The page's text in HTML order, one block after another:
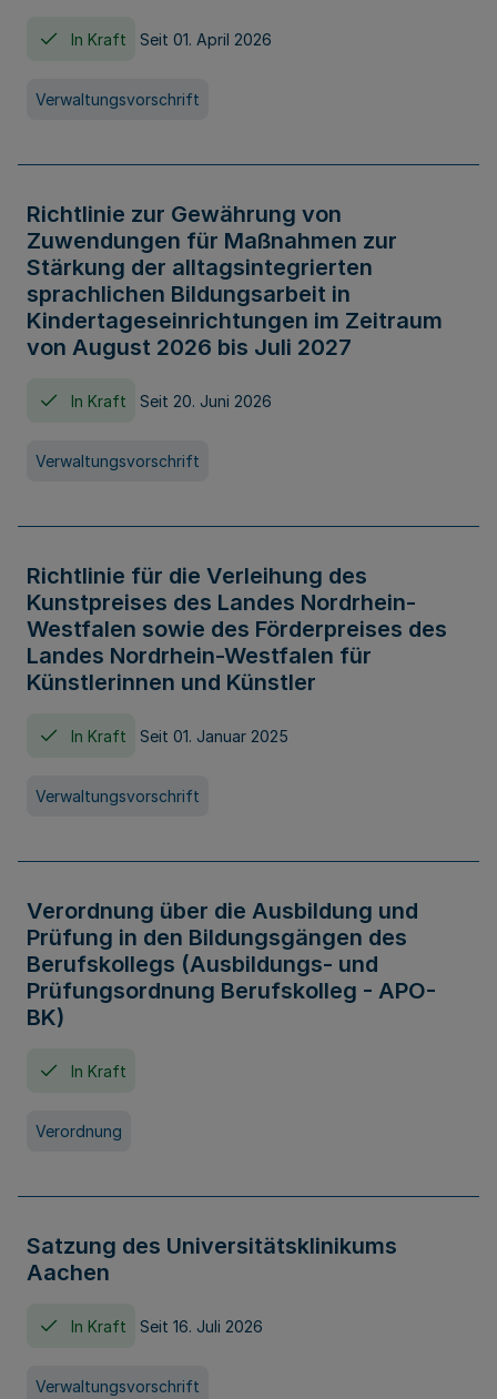
In Kraft Seit 01. April 2026
Verwaltungsvorschrift
Richtlinie zur Gewährung von
Zuwendungen für Maßnahmen zur
Stärkung der alltagsintegrierten
sprachlichen Bildungsarbeit in
Kindertageseinrichtungen im Zeitraum
von August 2026 bis Juli 2027
In Kraft Seit 20. Juni 2026
Verwaltungsvorschrift
Richtlinie für die Verleihung des
Kunstpreises des Landes Nordrhein-
Westfalen sowie des Förderpreises des
Landes Nordrhein-Westfalen für
Künstlerinnen und Künstler
In Kraft Seit 01. Januar 2025
Verwaltungsvorschrift
Verordnung über die Ausbildung und
Prüfung in den Bildungsgängen des
Berufskollegs (Ausbildungs- und
Prüfungsordnung Berufskolleg - APO-
BK)
In Kraft
Verordnung
Satzung des Universitätsklinikums
Aachen
In Kraft Seit 16. Juli 2026
Verwaltungsvorschrift